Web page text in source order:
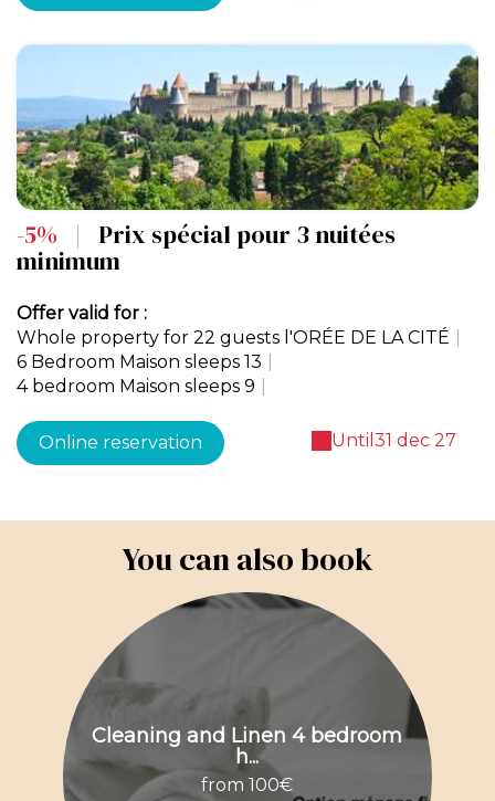
-5% |
Prix spécial pour 3 nuitées
minimum
Offer valid for :
Whole property for 22 guests l'ORÉE DE LA CITÉ
6 Bedroom Maison sleeps 13
4 bedroom Maison sleeps 9
Online reservation Until 31 dec 27
You can also book
Cleaning and Linen 4 bedroom
h...
from 100€